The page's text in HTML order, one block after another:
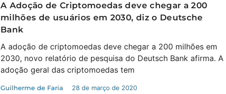
A Adoção de Criptomoedas deve chegar a 200
milhões de usuários em 2030, diz o Deutsche
Bank
A adoção de criptomoedas deve chegar a 200 milhões em
2030, novo relatório de pesquisa do Deutsch Bank afirma. A
adoção geral das criptomoedas tem
Guilherme de Faria 28 de março de 2020